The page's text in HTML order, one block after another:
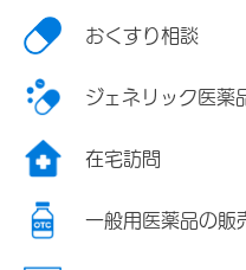
おくすり相談
ジェネリック医
在宅訪問
一般用医薬品の販